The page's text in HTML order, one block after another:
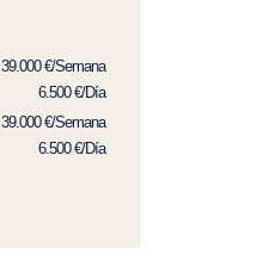
39.000 €/Semana
6.500 €/Día
39.000 €/Semana
6.500 €/Día